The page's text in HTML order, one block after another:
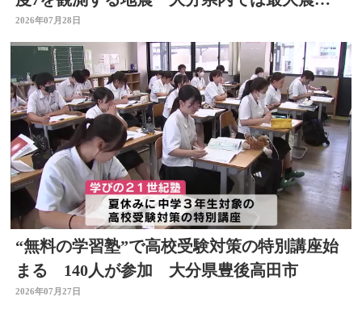
を観測
2026年07月28日
“無料の学習塾”で高校受験対策の特別講座始
まる 140人が参加 大分県豊後高田市
2026年07月27日